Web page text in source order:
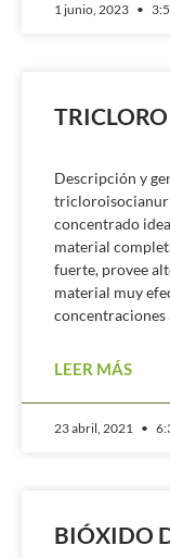
1 junio, 2023
TRICLORO
Descripción y
concentrado
material
fuerte, provee
material muy
concentraciones
LEER MÁS
23 abril, 2021
BIÓXIDO